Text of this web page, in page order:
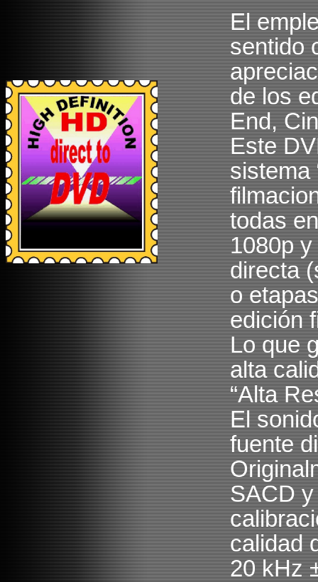
El
sentido
de los
End,
Este
sistema
todas
1080p
directa
o
edición
Lo que
alta
“Alta
El
fuente
SACD
calidad
20 kHz